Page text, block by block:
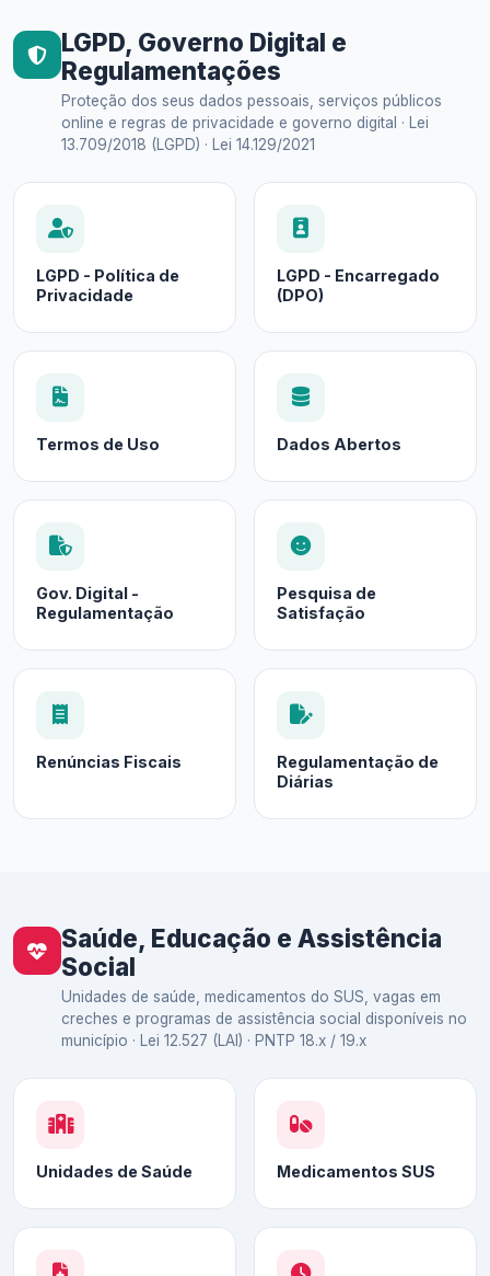
LGPD, Governo Digital e
Regulamentações
Proteção dos seus dados pessoais, serviços públicos
online e regras de privacidade e governo digital · Lei
13.709/2018 (LGPD) · Lei 14.129/2021
LGPD - Política de
Privacidade
LGPD - Encarregado
(DPO)
Termos de Uso Dados Abertos
Gov. Digital -
Regulamentação
Pesquisa de
Satisfação
Renúncias Fiscais
Regulamentação de
Diárias
Saúde, Educação e Assistência
Social
Unidades de saúde, medicamentos do SUS, vagas em
creches e programas de assistência social disponíveis no
município · Lei 12.527 (LAI) · PNTP 18.x / 19.x
Unidades de Saúde Medicamentos SUS